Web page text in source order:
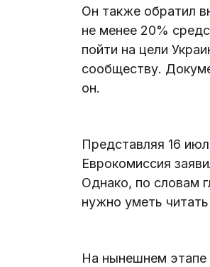
Он также обратил
не менее 20%
пойти на цели
сообществу.
он.
Представляя 16
Еврокомиссия
Однако, по словам
нужно уметь
На нынешнем этапе